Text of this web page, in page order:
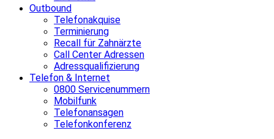
Outbound
Telefonakquise
Terminierung
Recall für Zahnärzte
Call Center Adressen
Adressqualifizierung
Telefon & Internet
0800 Servicenummern
Mobilfunk
Telefonansagen
Telefonkonferenz